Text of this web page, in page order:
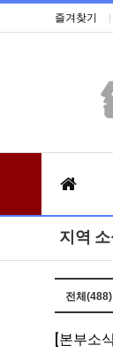
즐겨찾기
지역 소
전체(488)
[본부소